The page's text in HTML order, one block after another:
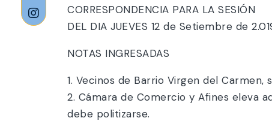
CORRESPONDENCIA PARA LA SESIÓN
DEL DIA JUEVES 12 de Setiembre de
NOTAS INGRESADAS
1. Vecinos de Barrio Virgen del
2. Cámara de Comercio y Afines eleva
debe politizarse.